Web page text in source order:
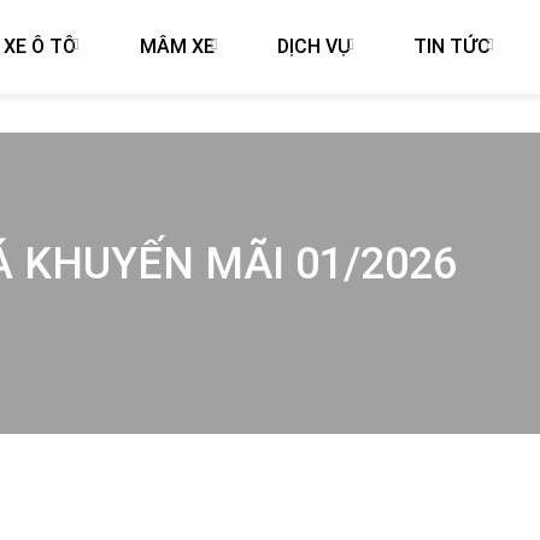
Ô TÔ MÂM XE DỊCH VỤ TIN TỨC
KHUYẾN MÃI 01/2026